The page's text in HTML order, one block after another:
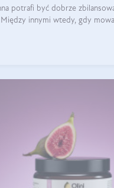
potrafi być dobrze
Między innymi wtedy, gdy